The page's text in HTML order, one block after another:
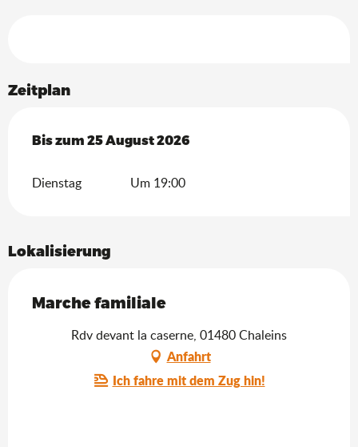
Zeitplan
vom2 Juni 2026bis zum
Bis zum 25 August 2026
Dienstag Um 19:00
Lokalisierung
Marche familiale
Rdv devant la caserne, 01480 Chaleins
Anfahrt
Ich fahre mit dem Zug hin!